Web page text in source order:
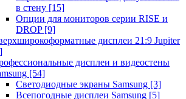
в стену [15]
Опции для мониторов серии RISE и
DROP [9]
дисплеи 21:9 Jupiter
дисплеи и видеостены
[54]
Светодиодные экраны Samsung [3]
Всепогодные дисплеи Samsung [5]